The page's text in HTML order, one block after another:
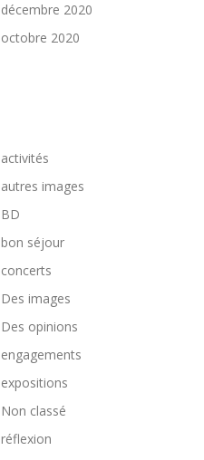
décembre 2020
octobre 2020
activités
autres images
BD
bon séjour
concerts
Des images
Des opinions
engagements
expositions
Non classé
réflexion